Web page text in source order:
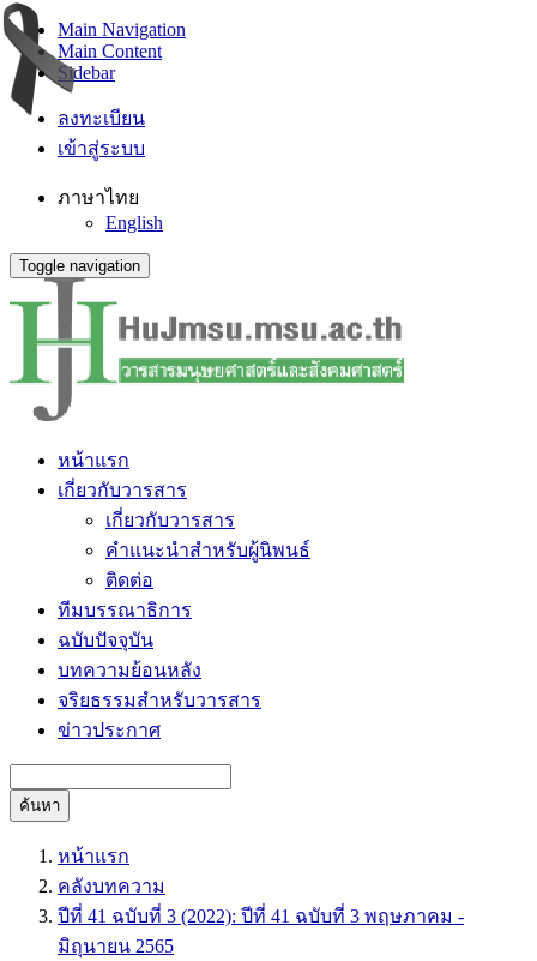
Main Navigation
Main Content
Sidebar
ลงทะเบียน
เข้าสู่ระบบ
ภาษาไทย
English
Toggle navigation
หน้าแรก
เกี่ยวกับวารสาร
เกี่ยวกับวารสาร
คำแนะนำสำหรับผู้นิพนธ์
ติดต่อ
ทีมบรรณาธิการ
ฉบับปัจจุบัน
บทความย้อนหลัง
จริยธรรมสำหรับวารสาร
ข่าวประกาศ
ค้นหา
หน้าแรก
คลังบทความ
ปีที่ 41 ฉบับที่ 3 (2022): ปีที่ 41 ฉบับที่ 3 พฤษภาคม -
มิถุนายน 2565